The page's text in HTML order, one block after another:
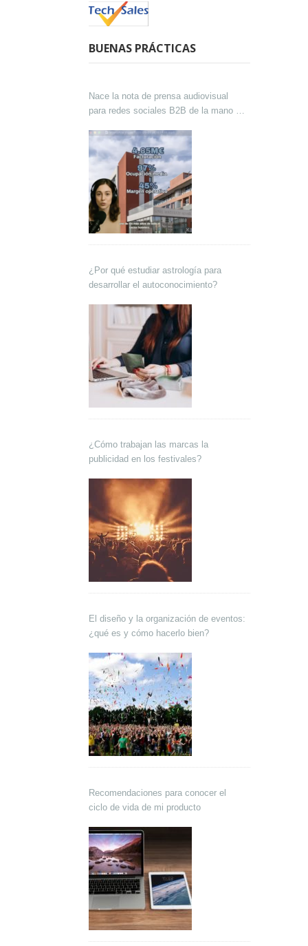
BUENAS PRÁCTICAS
Nace la nota de prensa audiovisual
para redes sociales B2B de la mano de
¿Por qué estudiar astrología para
desarrollar el autoconocimiento?
¿Cómo trabajan las marcas la
publicidad en los festivales?
El diseño y la organización de eventos:
¿qué es y cómo hacerlo bien?
Recomendaciones para conocer el
ciclo de vida de mi producto